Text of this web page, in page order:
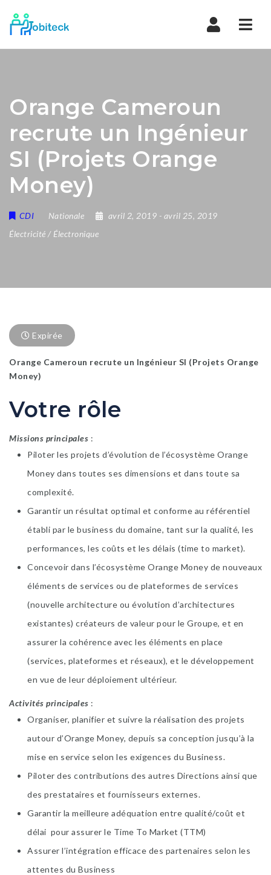
Orange Cameroun
recrute un Ingénieur
SI (Projets Orange
Money)
CDI Nationale avril 2, 2019 - avril 25, 2019
Électricité / Électronique
Expirée
Orange Cameroun recrute un Ingénieur SI (Projets Orange
Money)
Votre rôle
Missions principales :
Piloter les projets d’évolution de l’écosystème Orange
Money dans toutes ses dimensions et dans toute sa
complexité.
Garantir un résultat optimal et conforme au référentiel
établi par le business du domaine, tant sur la qualité, les
performances, les coûts et les délais (time to market).
Concevoir dans l’écosystème Orange Money de nouveaux
éléments de services ou de plateformes de services
(nouvelle architecture ou évolution d’architectures
existantes) créateurs de valeur pour le Groupe, et en
assurer la cohérence avec les éléments en place
(services, plateformes et réseaux), et le développement
en vue de leur déploiement ultérieur.
Activités principales :
Organiser, planifier et suivre la réalisation des projets
autour d’Orange Money, depuis sa conception jusqu’à la
mise en service selon les exigences du Business.
Piloter des contributions des autres Directions ainsi que
des prestataires et fournisseurs externes.
Garantir la meilleure adéquation entre qualité/coût et
délai pour assurer le Time To Market (TTM)
Assurer l’intégration efficace des partenaires selon les
attentes du Business